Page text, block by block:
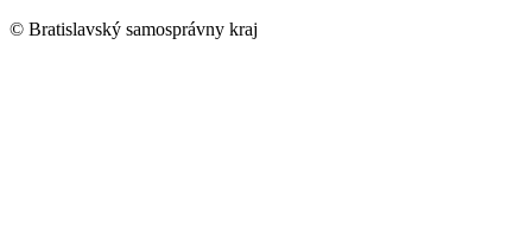
© Bratislavský samosprávny kraj